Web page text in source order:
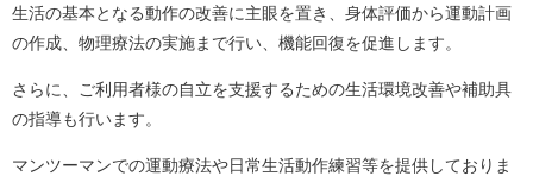
生活の基本となる動作の改善に主眼を置き、身体評価から運動計画
の作成、物理療法の実施まで行い、機能回復を促進します。
さらに、ご利用者様の自立を支援するための生活環境改善や補助具
の指導も行います。
マンツーマンでの運動療法や日常生活動作練習等を提供しておりま